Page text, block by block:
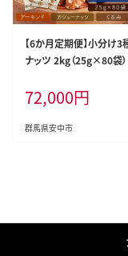
【6か月定期便】小分け3
ナッツ 2kg（25g×80袋
ナッツ ナッツ ミックスナ
きアーモンド 無添加 ドラ
ト カリフォルニア堅果 産
72,000円
群馬県安中市